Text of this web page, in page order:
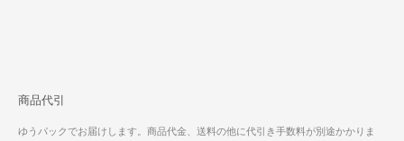
商品代引
ゆうパックでお届けします。商品代金、送料の他に代引き手数料が別途かかりま